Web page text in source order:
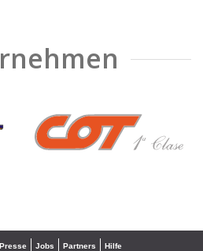
❯
Presse Jobs Partners Hilfe